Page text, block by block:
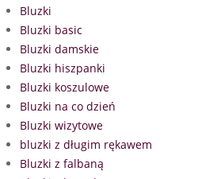
Bluzki
Bluzki basic
Bluzki damskie
Bluzki hiszpanki
Bluzki koszulowe
Bluzki na co dzień
Bluzki wizytowe
bluzki z długim rękawem
Bluzki z falbaną